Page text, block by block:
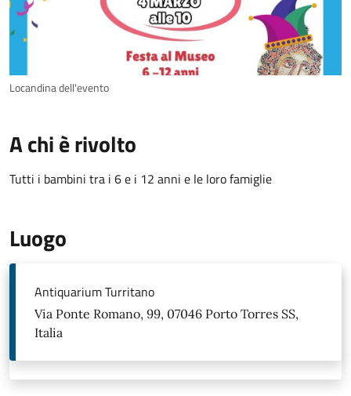
Locandina dell'evento
A chi è rivolto
Tutti i bambini tra i 6 e i 12 anni e le loro famiglie
Luogo
Antiquarium Turritano
Via Ponte Romano, 99, 07046 Porto Torres SS,
Italia